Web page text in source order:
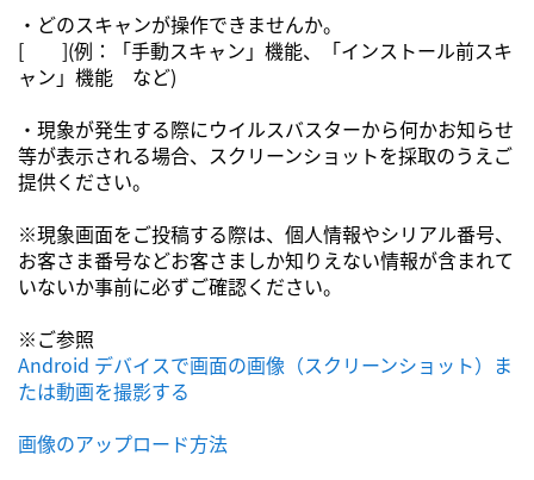
・どのスキャンが操作できませんか。
[ ](例：「手動スキャン」機能、「インストール前スキ
ャン」機能 など)
・現象が発生する際にウイルスバスターから何かお知らせ
等が表示される場合、スクリーンショットを採取のうえご
提供ください。
※現象画面をご投稿する際は、個人情報やシリアル番号、
お客さま番号などお客さましか知りえない情報が含まれて
いないか事前に必ずご確認ください。
※ご参照
Android デバイスで画面の画像（スクリーンショット）ま
たは動画を撮影する
画像のアップロード方法